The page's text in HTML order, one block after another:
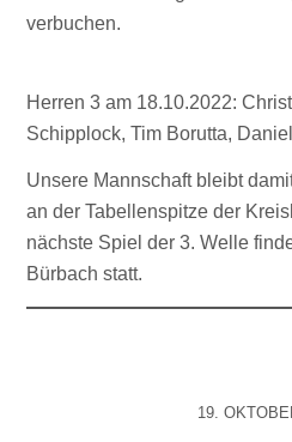
verbuchen.
Herren 3 am 18.10.2022:
Schipplock, Tim Borutta,
Unsere Mannschaft bleibt
an der Tabellenspitze der
nächste Spiel der 3. Welle
Bürbach statt.
19.